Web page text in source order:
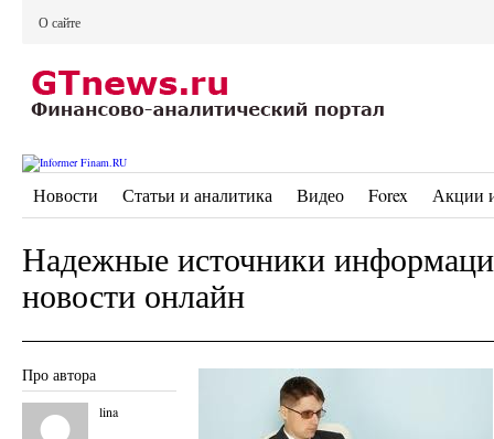
О сайте
Новости Статьи и аналитика Видео Forex Акции
Надежные источники
новости онлайн
Про автора
lina